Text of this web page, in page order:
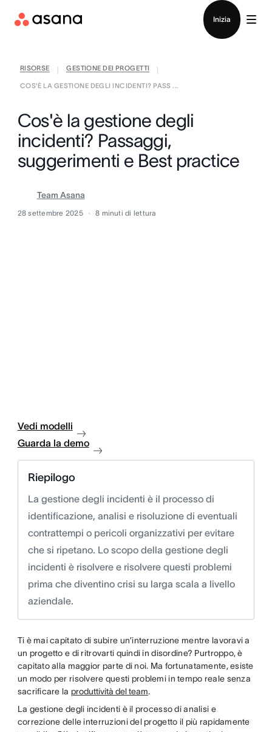
Inizia
RISORSE GESTIONE DEI PROGETTI
COS'È LA GESTIONE DEGLI INCIDENTI? PASS ...
Cos'è la gestione degli
incidenti? Passaggi,
suggerimenti e Best practice
Team Asana
28 settembre 2025 8 minuti di lettura
Vedi modelli
Guarda la demo
Riepilogo
La gestione degli incidenti è il processo di
identificazione, analisi e risoluzione di eventuali
contrattempi o pericoli organizzativi per evitare
che si ripetano. Lo scopo della gestione degli
incidenti è risolvere e risolvere questi problemi
prima che diventino crisi su larga scala a livello
aziendale.
Ti è mai capitato di subire un’interruzione mentre lavoravi a
un progetto e di ritrovarti quindi in disordine? Purtroppo, è
capitato alla maggior parte di noi. Ma fortunatamente, esiste
un modo per risolvere questi problemi in tempo reale senza
sacrificare la produttività del team.
La gestione degli incidenti è il processo di analisi e
correzione delle interruzioni del progetto il più rapidamente